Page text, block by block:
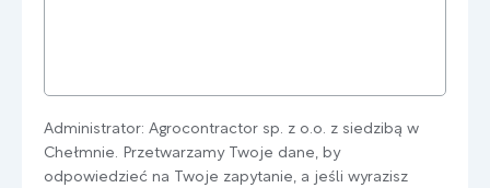
Administrator: Agrocontractor sp. z o.o. z siedzibą w
Chełmnie. Przetwarzamy Twoje dane, by
odpowiedzieć na Twoje zapytanie, a jeśli wyrazisz